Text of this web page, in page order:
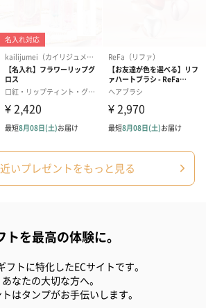
ました。
たします。
ブライダルロリポップ
夫婦箸と箸置
ます。
いプレゼントをもっと見る
トを最高の体験に。
フトに特化したECサイトです。
あなたの大切な方へ。
はタンプがお手伝いします。